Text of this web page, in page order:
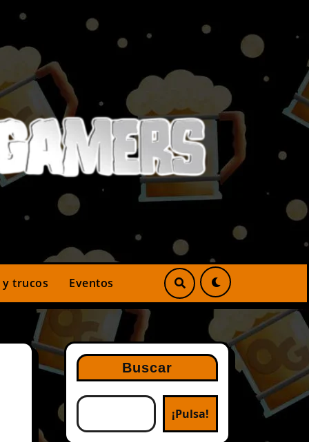
y trucos Eventos
Buscar
¡Pulsa!